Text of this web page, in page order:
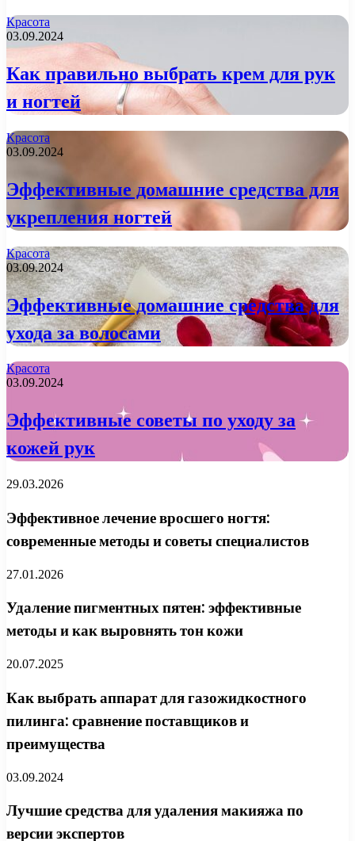
Красота
03.09.2024
Как правильно выбрать крем для рук
и ногтей
Красота
03.09.2024
Эффективные домашние средства для
укрепления ногтей
Красота
03.09.2024
Эффективные домашние средства для
ухода за волосами
Красота
03.09.2024
Эффективные советы по уходу за
кожей рук
29.03.2026
Эффективное лечение вросшего ногтя:
современные методы и советы специалистов
27.01.2026
Удаление пигментных пятен: эффективные
методы и как выровнять тон кожи
20.07.2025
Как выбрать аппарат для газожидкостного
пилинга: сравнение поставщиков и
преимущества
03.09.2024
Лучшие средства для удаления макияжа по
версии экспертов